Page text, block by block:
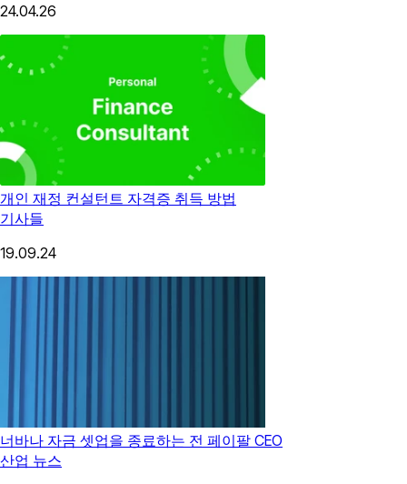
24.04.26
개인 재정 컨설턴트 자격증 취득 방법
기사들
19.09.24
너바나 자금 셋업을 종료하는 전 페이팔 CEO
산업 뉴스